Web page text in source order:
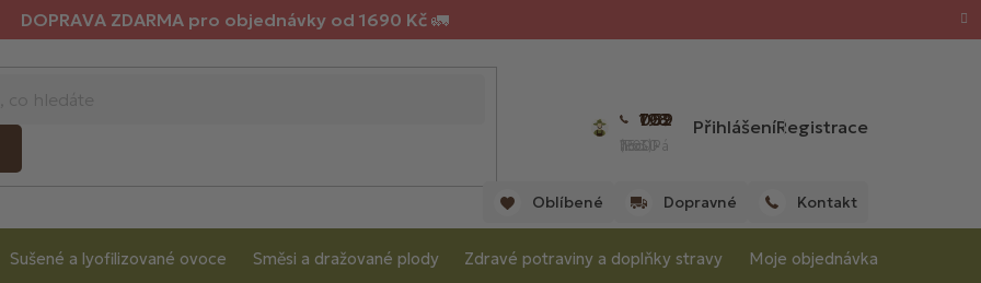
DOPRAVA ZDARMA pro objednávky od 1690 Kč 🚛
702 059 198
(Po - Pá 7:00 - 15:30 hod.)
PřihlášeníRegistrace
Oblíbené Dopravné Kontakt
Sušené a lyofilizované ovoce Směsi a dražované plody Zdravé potraviny a doplňky stravy Moje objednávka